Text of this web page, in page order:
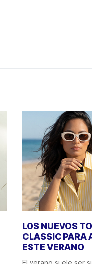
LOS NUEVOS
CLASSIC PARA
ESTE VERANO
El verano suele ser